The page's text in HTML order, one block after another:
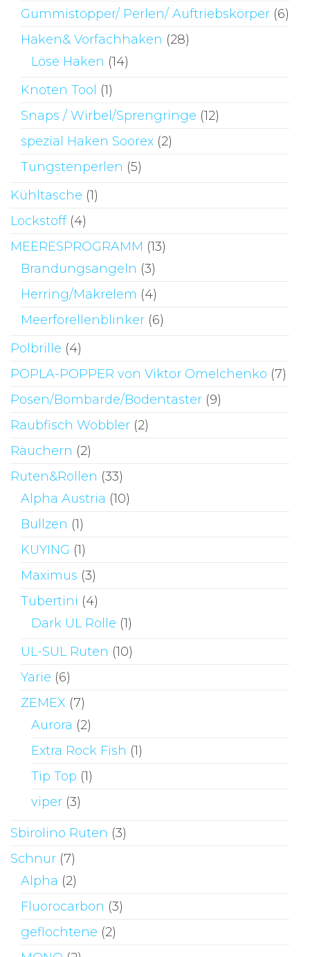
Gummistopper/ Perlen/ Auftriebskörper (6)
Haken& Vorfachhaken (28)
Löse Haken (14)
Knoten Tool (1)
Snaps / Wirbel/Sprengringe (12)
spezial Haken Soorex (2)
Tungstenperlen (5)
Kühltasche (1)
Lockstoff (4)
MEERESPROGRAMM (13)
Brandungsangeln (3)
Herring/Makrelem (4)
Meerforellenblinker (6)
Polbrille (4)
POPLA-POPPER von Viktor Omelchenko (7)
Posen/Bombarde/Bodentaster (9)
Raubfisch Wobbler (2)
Räuchern (2)
Ruten&Rollen (33)
Alpha Austria (10)
Bullzen (1)
KUYING (1)
Maximus (3)
Tubertini (4)
Dark UL Rolle (1)
UL-SUL Ruten (10)
Yarie (6)
ZEMEX (7)
Aurora (2)
Extra Rock Fish (1)
Tip Top (1)
viper (3)
Sbirolino Ruten (3)
Schnur (7)
Alpha (2)
Fluorocarbon (3)
geflochtene (2)